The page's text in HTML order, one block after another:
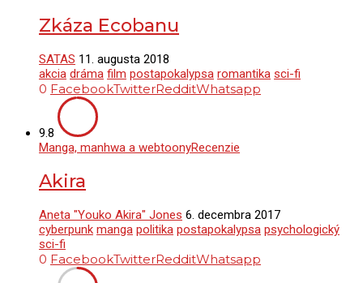
Zkáza Ecobanu
SATAS 11. augusta 2018
akcia dráma film postapokalypsa romantika sci-fi
0 FacebookTwitterRedditWhatsapp
9.8
Manga, manhwa a webtoonyRecenzie
Akira
Aneta "Youko Akira" Jones 6. decembra 2017
cyberpunk manga politika postapokalypsa psychologický
sci-fi
0 FacebookTwitterRedditWhatsapp